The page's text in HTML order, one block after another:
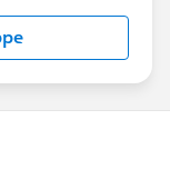
ます。サー
理解するの